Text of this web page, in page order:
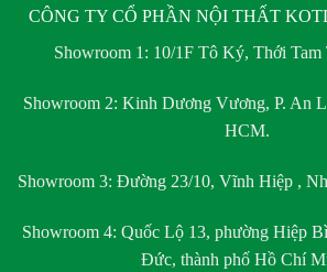
CÔNG TY CỔ PHẦN NỘI THẤT
Showroom 1: 10/1F Tô Ký, Thới
Showroom 2: Kinh Dương Vương, P. An
HCM.
Showroom 3: Đường 23/10, Vĩnh Hiệp ,
Showroom 4: Quốc Lộ 13, phường Hiệp
Đức, thành phố Hồ Chí